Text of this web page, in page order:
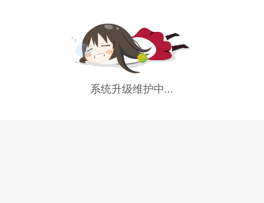
系统升级维护中...